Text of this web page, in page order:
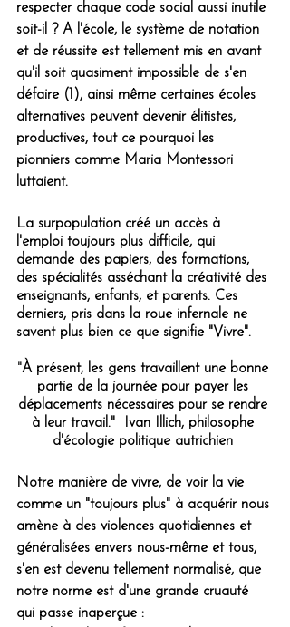
respecter chaque code social aussi inutile
soit-il ? A l'école, le système de notation
et de réussite est tellement mis en avant
qu'il soit quasiment impossible de s'en
défaire (1), ainsi même certaines écoles
alternatives peuvent devenir élitistes,
productives, tout ce pourquoi les
pionniers comme Maria Montessori
luttaient.
La surpopulation créé un accès à
l'emploi toujours plus difficile, qui
demande des papiers, des formations,
des spécialités asséchant la créativité des
enseignants, enfants, et parents. Ces
derniers, pris dans la roue infernale ne
savent plus bien ce que signifie "Vivre".
"À présent, les gens travaillent une bonne
partie de la journée pour payer les
déplacements nécessaires pour se rendre
à leur travail."
Ivan Illich, philosophe
d'écologie politique autrichien
Notre manière de vivre, de voir la vie
comme un "toujours plus" à acquérir nous
amène à des violences quotidiennes et
généralisées envers nous-même et tous,
s'en est devenu tellement normalisé, que
notre norme est d'une grande cruauté
qui passe inaperçue :